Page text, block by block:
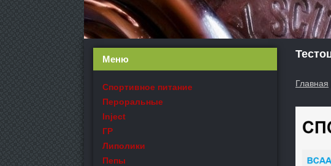
Главная
Меню
Спортивное питание
Пероральные
Inject
ГР
Липолики
Пепы